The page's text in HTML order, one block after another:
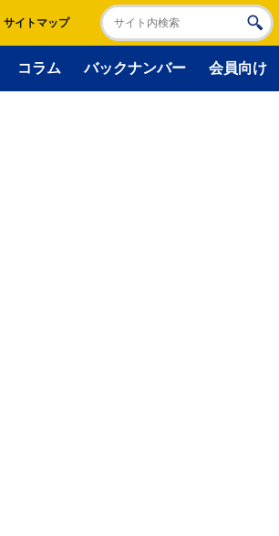
サイトマップ
コラム バックナンバー 会員向け